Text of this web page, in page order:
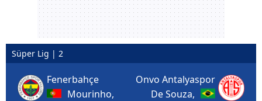
Süper Lig | 2
Fenerbahçe
Mourinho,
Onvo Antalyaspor
De Souza,